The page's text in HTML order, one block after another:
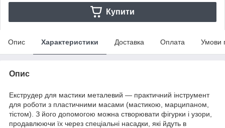
Купити
Опис Характеристики Доставка Оплата Умови
Опис
Екструдер для мастики металевий — практичний інструмент
для роботи з пластичними масами (мастикою, марципаном,
тістом). З його допомогою можна створювати фігурки і узори,
продавлюючи їх через спеціальні насадки, які йдуть в